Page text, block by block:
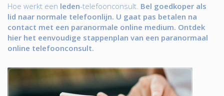
Hoe werkt een leden-telefoonconsult. Bel goedkoper als
lid naar normale telefoonlijn. U gaat pas betalen na
contact met een paranormale online medium. Ontdek
hier het eenvoudige stappenplan van een paranormaal
online telefoonconsult.